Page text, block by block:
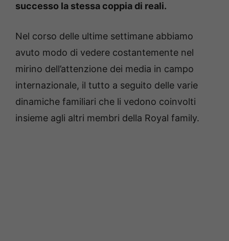
successo la stessa coppia di reali.
Nel corso delle ultime settimane abbiamo
avuto modo di vedere costantemente nel
mirino dell’attenzione dei media in campo
internazionale, il tutto a seguito delle varie
dinamiche familiari che li vedono coinvolti
insieme agli altri membri della Royal family.